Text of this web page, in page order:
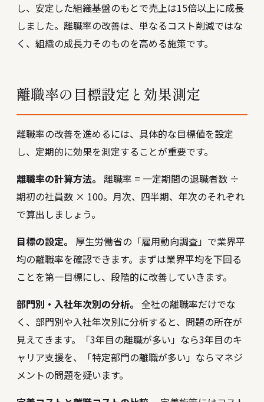
し、安定した組織基盤のもとで売上は15倍以上に成長
しました。離職率の改善は、単なるコスト削減ではな
く、組織の成長力そのものを高める施策です。
離職率の目標設定と効果測定
離職率の改善を進めるには、具体的な目標値を設定
し、定期的に効果を測定することが重要です。
離職率の計算方法。 離職率 = 一定期間の退職者数 ÷
期初の社員数 × 100。月次、四半期、年次のそれぞれ
で算出しましょう。
目標の設定。
厚生労働省の「雇用動向調査」で業界平
均の離職率を確認できます。まずは業界平均を下回る
ことを第一目標にし、段階的に改善していきます。
部門別・入社年次別の分析。 全社の離職率だけでな
く、部門別や入社年次別に分析すると、問題の所在が
見えてきます。「3年目の離職が多い」なら3年目のキ
ャリア支援を、「特定部門の離職が多い」ならマネジ
メントの問題を疑います。